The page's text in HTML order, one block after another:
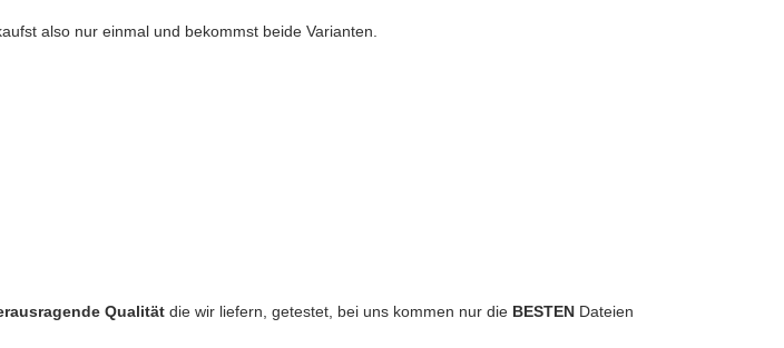
also nur einmal und bekommst beide Varianten.
Qualität die wir liefern, getestet, bei uns kommen nur die BESTEN Dateien